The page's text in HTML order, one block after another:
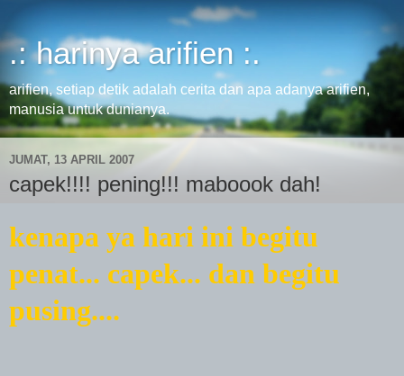
.: harinya arifien :.
arifien, setiap detik adalah cerita dan apa adanya arifien,
manusia untuk dunianya.
JUMAT, 13 APRIL 2007
capek!!!! pening!!! maboook dah!
kenapa ya hari ini begitu
penat... capek... dan begitu
pusing....